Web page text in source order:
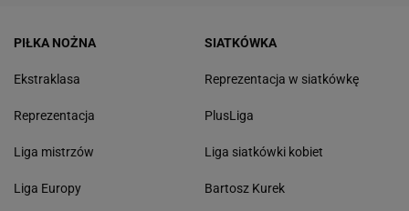
PIŁKA NOŻNA
Ekstraklasa
Reprezentacja
Liga mistrzów
Liga Europy
SIATKÓWKA
Reprezentacja w siatkówkę
PlusLiga
Liga siatkówki kobiet
Bartosz Kurek